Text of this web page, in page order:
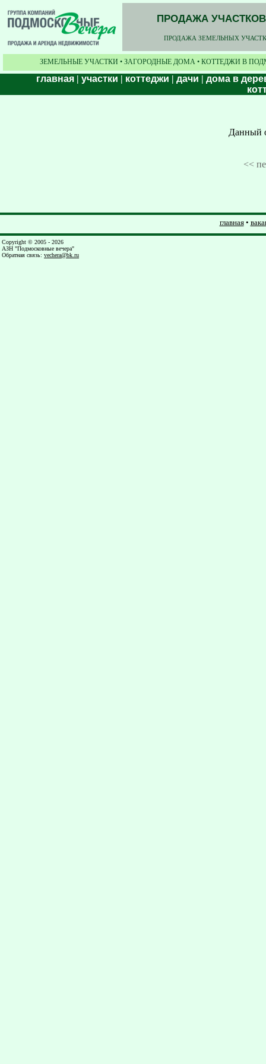
ПРОДАЖА
ПРОДАЖА ЗЕМЕЛЬНЫХ
ЗЕМЕЛЬНЫЕ УЧАСТКИ • ЗАГОРОДНЫЕ ДОМА • КОТТЕДЖИ В
главная | участки | коттеджи | дачи | дома в
Данный
<<
главная•
Copyright © 2005 - 2026
АЗН "Подмосковные вечера"
Обратная связь: vechera@bk.ru